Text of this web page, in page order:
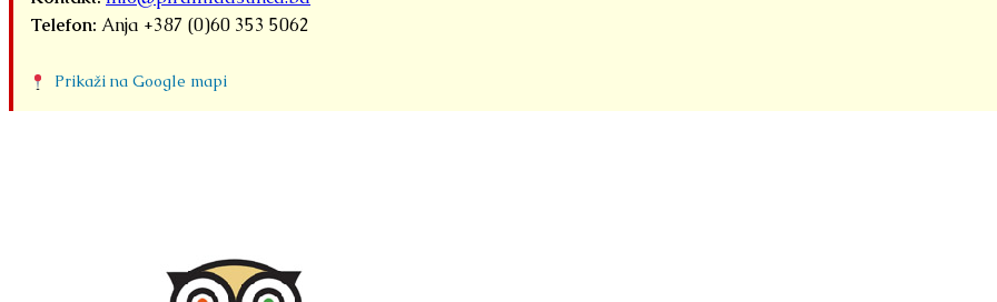
Telefon: Anja +387 (0)60 353 5062
Prikaži na Google mapi